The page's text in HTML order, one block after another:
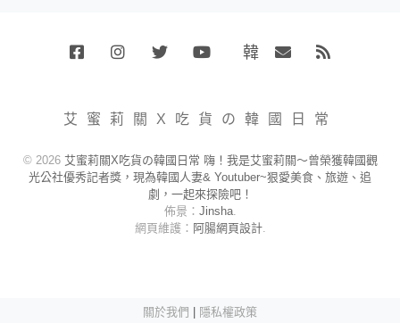
韓
小
賣
艾蜜莉關X吃貨の韓國日常
© 2026 艾蜜莉關X吃貨の韓國日常 嗨！我是艾蜜莉關～曾榮獲韓國觀
光公社優秀記者獎，現為韓國人妻& Youtuber~狠愛美食、旅遊、追
劇，一起來探險吧！
佈景： Jinsha.
網頁維護： 阿腸網頁設計.
關於我們 隱私權政策